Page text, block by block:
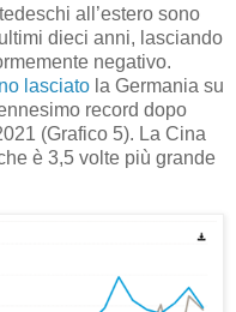
all’estero sono
dieci anni, lasciando
negativo.
lasciato la Germania su
record dopo
(Grafico 5). La Cina
è 3,5 volte più grande